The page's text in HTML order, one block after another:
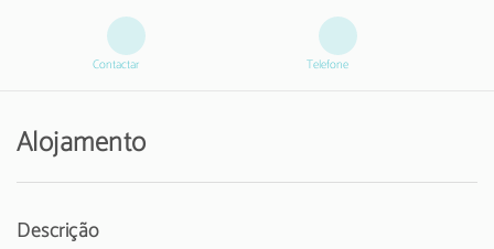
Contactar Telefone
Alojamento
Descrição